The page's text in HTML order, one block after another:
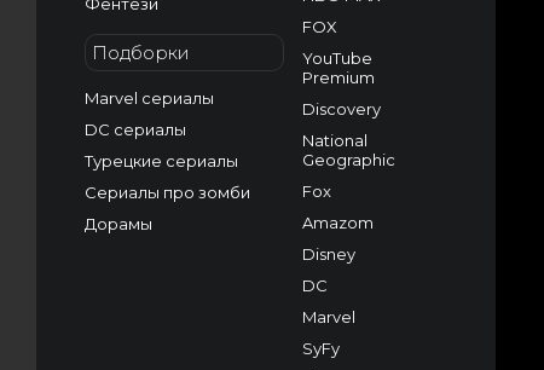
Подборки
Marvel сериалы
DC сериалы
Турецкие сериалы
Сериалы про зомби
Дорамы
FOX
YouTube
Premium
Discovery
National
Geographic
Fox
Amazom
Disney
DC
Marvel
SyFy